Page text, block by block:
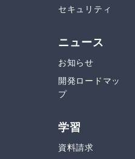
セキュリティ
ニュース
お知らせ
開発ロードマッ
プ
学習
資料請求